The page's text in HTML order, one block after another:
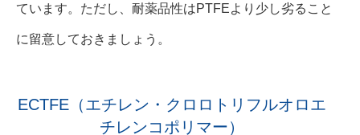
ています。ただし、耐薬品性はPTFEより少し劣ること
に留意しておきましょう。
ECTFE（エチレン・クロロトリフルオロエ
チレンコポリマー）